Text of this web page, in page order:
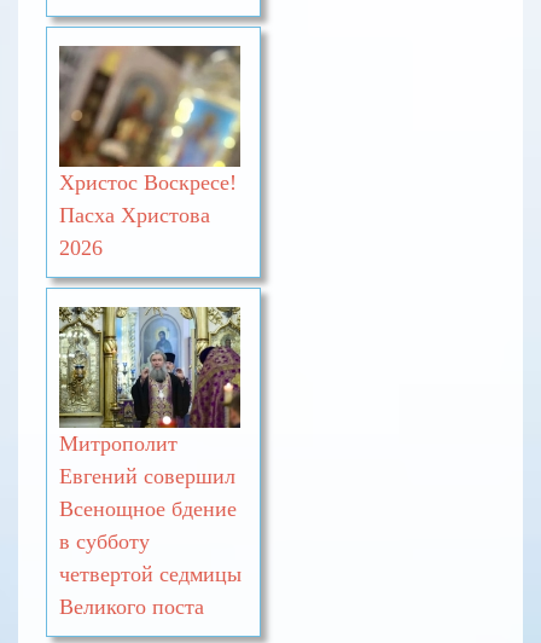
Христос Воскресе!
Пасха Христова
2026
Митрополит
Евгений совершил
Всенощное бдение
в субботу
четвертой седмицы
Великого поста